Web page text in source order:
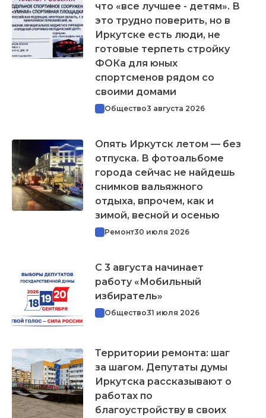
что «все лучшее - детям». В
это трудно поверить, но в
Иркутске есть люди, не
готовые терпеть стройку
ФОКа для юных
спортсменов рядом со
своими домами
Общество3 августа 2026
Опять Иркутск летом — без
отпуска. В фотоальбоме
города сейчас не найдешь
снимков вальяжного
отдыха, впрочем, как и
зимой, весной и осенью
Ремонт30 июля 2026
С 3 августа начинает
работу «Мобильный
избиратель»
Общество31 июля 2026
Территории ремонта: шаг
за шагом. Депутаты думы
Иркутска рассказывают о
работах по
благоустройству в своих